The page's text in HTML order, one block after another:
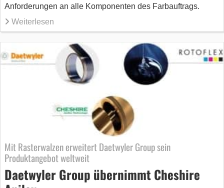
Anforderungen an alle Komponenten des Farbauftrags.
Weiterlesen
Mit Rasterwalzen erweitert Daetwyler Group sein
Produktangebot weltweit
Daetwyler Group übernimmt Cheshire